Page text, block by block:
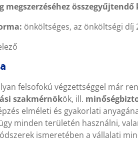
megszerzéséhez
önköltséges, az önköltségi díj
felsofokú végzettséggel már
szakmérnökök, ill.
elméleti és gyakorlati
minden területén használni,
ismeretében a vállalati